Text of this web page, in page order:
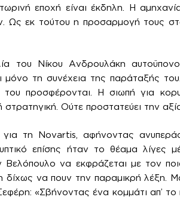
εποχή είναι έκδηλη. Η
Ως εκ τούτου η προσαρμογή τους
του Νίκου Ανδρουλάκη
τη συνέχεια της παράταξής του.
του προσφέρονται. Η σιωπή για
στρατηγική. Ούτε προστατεύει την
τη Novartis, αφήνοντας
επίσης ήταν το θέαμα λίγες
να εκφράζεται με τον
να πουν την παραμικρή λέξη.
«Σβήνοντας ένα κομμάτι απ’